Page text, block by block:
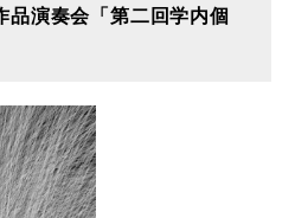
演奏会「第二回学内個